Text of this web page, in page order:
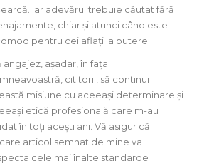
Iar adevărul trebuie căutat fără
chiar și atunci când este
pentru cei aflați la putere.
angajez, așadar, în fața
cititorii, să continui
misiune cu aceeași determinare și
etică profesională care m-au
în toți acești ani. Vă asigur că
articol semnat de mine va
cele mai înalte standarde